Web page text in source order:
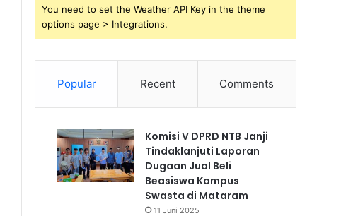
You need to set the Weather API Key in the theme
options page > Integrations.
Popular Recent Comments
Komisi V DPRD NTB Janji
Tindaklanjuti Laporan
Dugaan Jual Beli
Beasiswa Kampus
Swasta di Mataram
11 Juni 2025